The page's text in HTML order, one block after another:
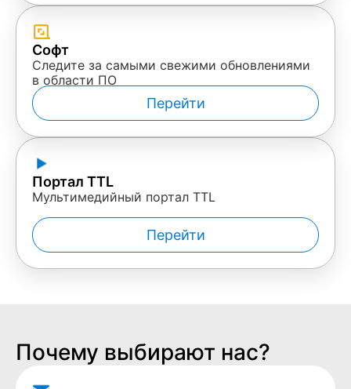
Софт
Следите за самыми свежими обновлениями
в области ПО
Перейти
Портал TTL
Мультимедийный портал TTL
Перейти
Почему выбирают нас?